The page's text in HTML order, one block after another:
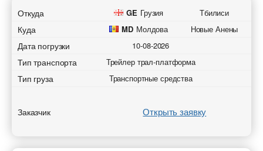
Откуда GE Грузия Тбилиси
Куда MD Молдова Новые Анены
Дата погрузки 10-08-2026
Тип транспорта Трейлер трал-платформа
Тип груза Транспортные средства
Заказчик Открыть заявку